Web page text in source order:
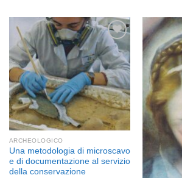
Aggiungi
alla lista
dei
desideri
ARCHEOLOGICO
Una metodologia di microscavo
e di documentazione al servizio
della conservazione